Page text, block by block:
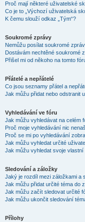
Proč mají některé uživatelské
Co je to „Výchozí uživatelská
K čemu slouží odkaz „Tým“?
Soukromé zprávy
Nemůžu posílat soukromé
Dostávám nechtěné soukromé
Přišel mi od někoho na tomto
Přátelé a nepřátelé
Co jsou seznamy přátel a
Jak můžu přidat nebo odstranit
Vyhledávání ve fóru
Jak můžu vyhledávat na celém
Proč moje vyhledávání nic
Proč se mi po vyhledávání
Jak můžu vyhledat určité
Jak můžu vyhledat svoje
Sledování a záložky
Jaký je rozdíl mezi záložkami a
Jak můžu přidat určité téma do
Jak můžu začít sledovat určité
Jak můžu ukončit sledování
Přílohy